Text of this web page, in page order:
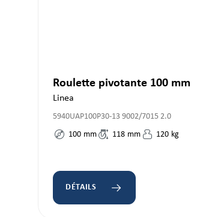
Roulette pivotante 100 mm
Linea
5940UAP100P30-13 9002/7015 2.0
100 mm 118 mm 120 kg
DÉTAILS